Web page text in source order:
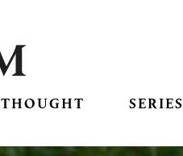
THOUGHT SERIES